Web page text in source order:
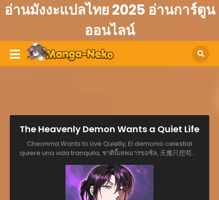
อ่านมังงะแปลไทย 2025 อ่านการ์ตูน
ออนไลน์
The Heavenly Demon Wants a Quiet Life
Cheonma Wants to Live Quietly, El demonio celestial
quiere una vida tranquila, ชาตินี้เทพมารขอชิล, 天魔只想苟着,